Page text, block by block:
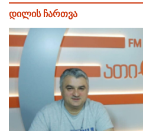
დილის ჩართვა